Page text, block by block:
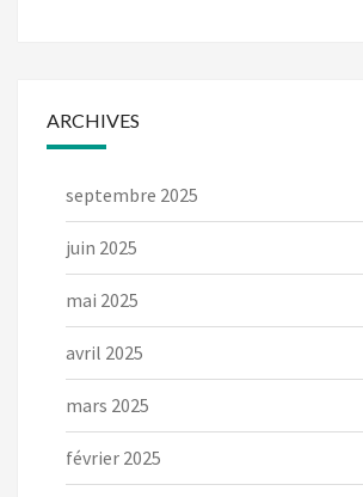
ARCHIVES
septembre 2025
juin 2025
mai 2025
avril 2025
mars 2025
février 2025